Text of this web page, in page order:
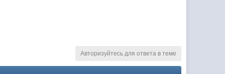
Авторизуйтесь для ответа в теме